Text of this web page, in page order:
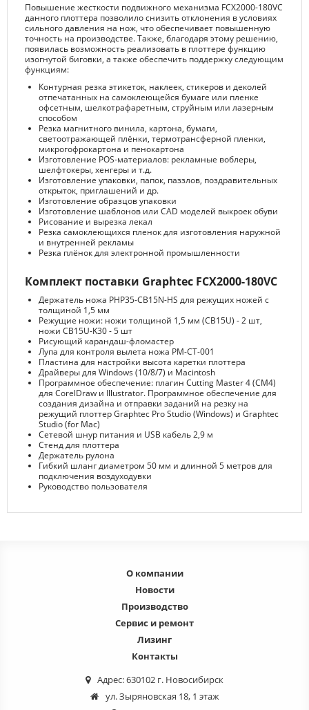
Повышение жесткости подвижного механизма FCX2000-180VC
данного плоттера позволило снизить отклонения в условиях
сильного давления на нож, что обеспечивает повышенную
точность на производстве. Также, благодаря этому решению,
появилась возможность реализовать в плоттере функцию
изогнутой биговки, а также обеспечить поддержку следующим
функциям:
Контурная резка этикеток, наклеек, стикеров и деколей
отпечатанных на самоклеющейся бумаге или пленке
офсетным, шелкотрафаретным, струйным или лазерным
способом
Резка магнитного винила, картона, бумаги,
светоотражающей плёнки, термотрансферной пленки,
микрогофрокартона и пенокартона
Изготовление POS-материалов: рекламные воблеры,
шелфтокеры, хенгеры и т.д.
Изготовление упаковки, папок, паззлов, поздравительных
открыток, приглашений и др.
Изготовление образцов упаковки
Изготовление шаблонов или CAD моделей выкроек обуви
Рисование и вырезка лекал
Резка самоклеющихся пленок для изготовления наружной
и внутренней рекламы
Резка плёнок для электронной промышленности
Комплект поставки Graphtec FCX2000-180VC
Держатель ножа PHP35-CB15N-HS для режущих ножей с
толщиной 1,5 мм
Режущие ножи: ножи толщиной 1,5 мм (CB15U) - 2 шт,
ножи CB15U-K30 - 5 шт
Рисующий карандаш-фломастер
Лупа для контроля вылета ножа PM-CT-001
Пластина для настройки высота каретки плоттера
Драйверы для Windows (10/8/7) и Macintosh
Программное обеспечение: плагин Cutting Master 4 (CM4)
для CorelDraw и Illustrator. Программное обеспечение для
создания дизайна и отправки заданий на резку на
режущий плоттер Graphtec Pro Studio (Windows) и Graphtec
Studio (for Mac)
Сетевой шнур питания и USB кабель 2,9 м
Стенд для плоттера
Держатель рулона
Гибкий шланг диаметром 50 мм и длинной 5 метров для
подключения воздуходувки
Руководство пользователя
О компании
Новости
Производство
Сервис и ремонт
Лизинг
Контакты
Адрес: 630102 г. Новосибирск
ул. Зыряновская 18, 1 этаж